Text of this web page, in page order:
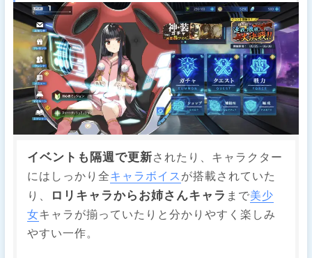
イベントも隔週で更新されたり、キャラクター
にはしっかり全キャラボイス が搭載されていた
り、
ロリキャラからお姉さんキャラ まで美少
女キャラが揃っていたりと分かりやすく楽しみ
やすい一作。